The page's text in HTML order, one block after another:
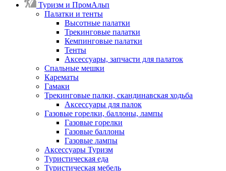
Туризм и ПромАльп
Палатки и тенты
Высотные палатки
Трекинговые палатки
Кемпинговые палатки
Тенты
Аксессуары, запчасти для палаток
Спальные мешки
Карематы
Гамаки
Трекинговые палки, скандинавская ходьба
Аксессуары для палок
Газовые горелки, баллоны, лампы
Газовые горелки
Газовые баллоны
Газовые лампы
Аксессуары Туризм
Туристическая еда
Туристическая мебель